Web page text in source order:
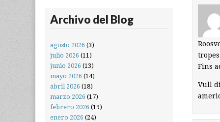
Fins
Vull
Archivo del Blog
agosto 2026 (3)
julio 2026 (11)
junio 2026 (13)
mayo 2026 (14)
abril 2026 (18)
marzo 2026 (17)
febrero 2026 (19)
enero 2026 (24)